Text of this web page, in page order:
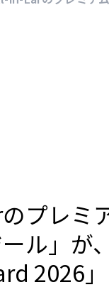
のプレミ
ル」が
2026」